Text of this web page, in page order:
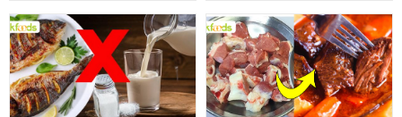
انگیز طبی فوائد